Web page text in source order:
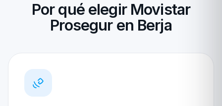
Por qué elegir Movistar
Prosegur en Berja